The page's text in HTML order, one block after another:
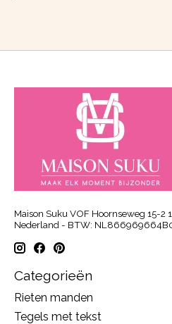
Maison Suku VOF Hoornseweg 15-2
Nederland - BTW:
Categorieën
Rieten manden
Tegels met tekst